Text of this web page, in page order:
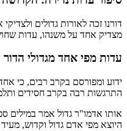
דורנו זכה לאורות גדולים
מצדיק אחד על משנהו, עדות
עדות מפי אחד מגדולי הדור
ידוע ומפורסם בקרב רבים, כי
התרגשות רבה בקרב חסידים
אותו אדמו"ר גדול אמר במילים
היוצא מפי אדם גדול וקדוש,